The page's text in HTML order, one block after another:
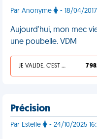
Par Anonyme - 18/04/
Aujourd'hui, mon mec
une poubelle. VDM
JE VALIDE, C'EST UNE VDM 7
Précision
Par Estelle - 24/10/2025